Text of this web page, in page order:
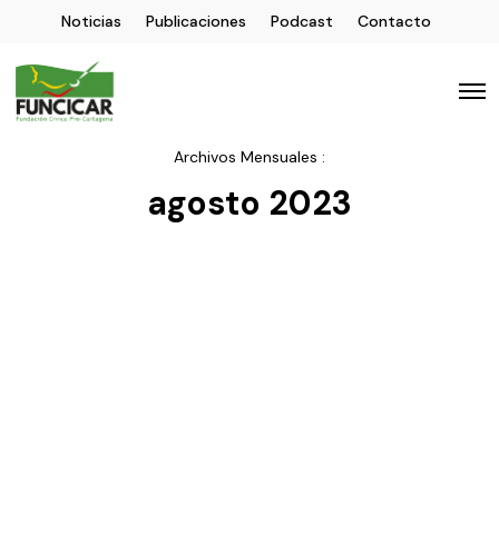
Noticias Publicaciones Podcast Contacto
Archivos Mensuales :
agosto 2023